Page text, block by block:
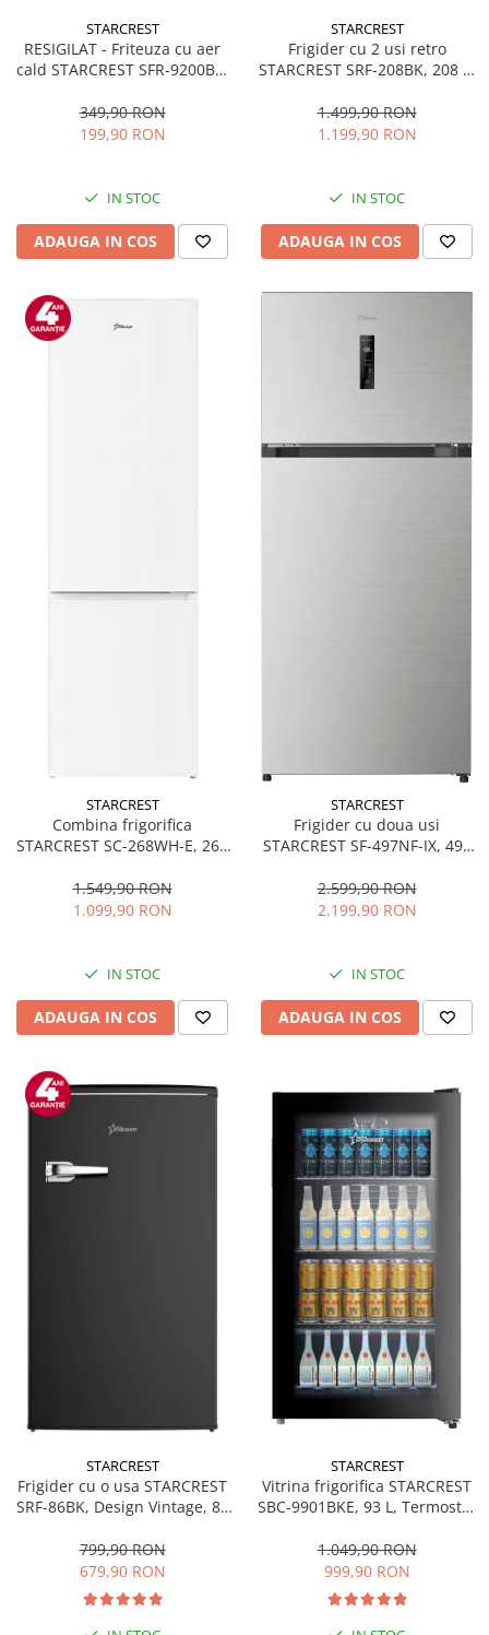
STARCREST
RESIGILAT - Friteuza cu aer
cald STARCREST SFR-9200BK,
Termostat 80 - 200 °C, 8
programe predefinite, Negru
349,90 RON
199,90 RON
IN STOC
ADAUGA IN COS
STARCREST
Frigider cu 2 usi retro
STARCREST SRF-208BK, 208 L,
Iluminare LED, Termostat
Reglabil, H 147 cm, Negru
1.499,90 RON
1.199,90 RON
IN STOC
ADAUGA IN COS
STARCREST
Combina frigorifica
STARCREST SC-268WH-E, 268
Termostat reglabil, Iluminare
LED, Picioare ajustabile, Usi
1.549,90 RON
1.099,90 RON
IN STOC
ADAUGA IN COS
STARCREST
Frigider cu doua usi
STARCREST SF-497NF-IX, 497
Inverter, Clasa E, Display,
Functie super racire, Blocare
2.599,90 RON
2.199,90 RON
IN STOC
ADAUGA IN COS
STARCREST
Frigider cu o usa STARCREST
SRF-86BK, Design Vintage, 85
interioara, H 84 cm, Negru
799,90 RON
679,90 RON
STARCREST
Vitrina frigorifica STARCREST
SBC-9901BKE, 93 L, Termostat
sticla, H 84.5 cm, Negru
1.049,90 RON
999,90 RON